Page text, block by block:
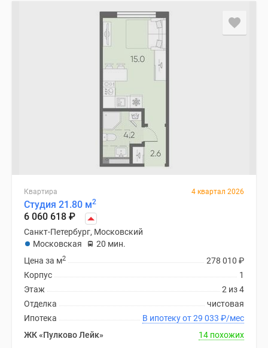
Квартира 4 квартал 2026
Студия 21.80 м2
6 060 618 ₽
Санкт-Петербург, Московский
Московская
20 мин.
278 010 ₽
Цена за м2
1
Корпус
2 из 4
Этаж
чистовая
Отделка
В ипотеку от 29 033 ₽/мес
Ипотека
ЖК «Пулково Лейк»
14 похожих